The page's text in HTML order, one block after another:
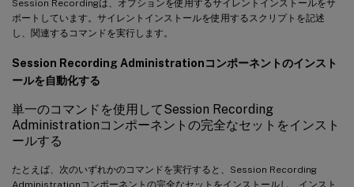
}
Session Recordingは、オプションを使用するサイレントインストールをサ
ポートしています。サイレントインストールを使用するスクリプトを記述
し、関連するコマンドを実行します。
Session Recording Administrationコンポーネントのインスト
ールを自動化する
単一のコマンドを使用してSession Recording
Administrationコンポーネントの完全なセットをインスト
ールする
たとえば、次のいずれかのコマンドを実行すると、Session Recording
Administrationコンポーネントの完全なセットをインストールし、インスト